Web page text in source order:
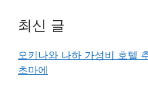
최신 글
오키나와 나하 가성비 호텔
초마에